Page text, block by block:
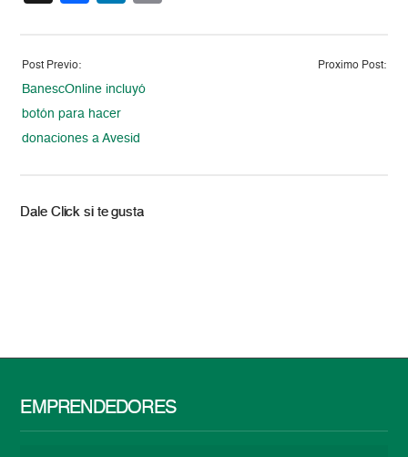
Post Previo:
BanescOnline incluyó
botón para hacer
donaciones a Avesid
Proximo Post:
Dale Click si te gusta
EMPRENDEDORES